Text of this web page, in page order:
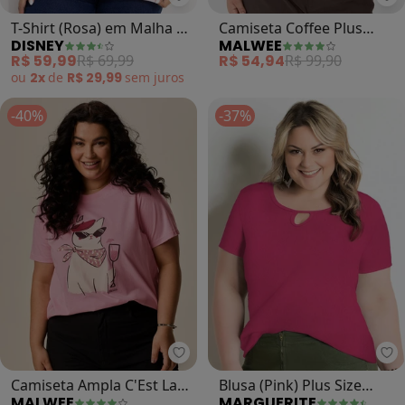
Disney - T-Shirt (Rosa) em
T-Shirt (Rosa) em Malha de
Algodão Penteado
DISNEY
R$ 59,99R$ 69,99
ou 2x de R$ 29,99 sem juros
Camiseta Coffee Plus
(Rosa Claro)
MALWEE
R$ 54,94R$ 99,90
-40%
Malwee - Camiseta Ampla C'Est
Camiseta Ampla C'Est La
-37%
Blusa (Pink) Plus Size